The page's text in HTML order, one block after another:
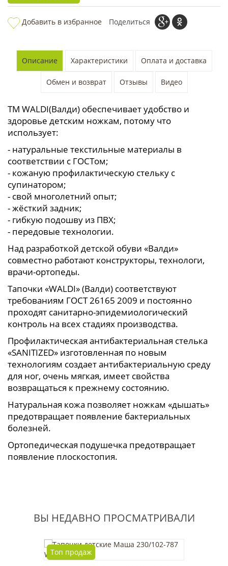
Добавить в избранное Поделиться
Описание Характеристики Оплата и доставка
Обмен и возврат Отзывы Видео
ТМ WALDI(Валди) обеспечивает удобство и
здоровье детским ножкам, потому что
использует:
- натуральные текстильные материалы в
соответствии с ГОСТом;
- кожаную профилактическую стельку с
супинатором;
- свой многолетний опыт;
- жёсткий задник;
- гибкую подошву из ПВХ;
- передовые технологии.
Над разработкой детской обуви «Валди»
совместно работают конструкторы, технологи,
врачи-ортопеды.
Тапочки «WALDI» (Валди) соответствуют
требованиям ГОСТ 26165 2009 и постоянно
проходят санитарно-эпидемиологический
контроль на всех стадиях производства.
Профилактическая антибактериальная стелька
«SANITIZED» изготовленная по новым
технологиям создает антибактериальную среду
для ног, очень мягкая, имеет свойства
возвращаться к прежнему состоянию.
Натуральная кожа позволяет ножкам «дышать»
предотвращает появление бактериальных
болезней.
Ортопедическая подушечка предотвращает
появление плоскостопия.
ВЫ НЕДАВНО ПРОСМАТРИВАЛИ
Топ продаж